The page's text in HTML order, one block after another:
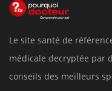
Le site santé de
médicale decryptée par
conseils des meilleurs